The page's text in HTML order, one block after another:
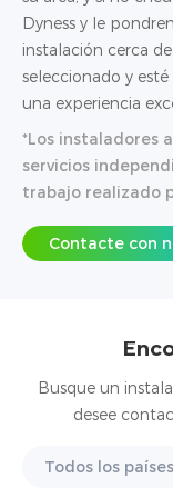
Dyness y le
instalación cerca
seleccionado y
una experiencia
*Los instaladores
servicios
trabajo realizado
Contacte con
Busque un
desee